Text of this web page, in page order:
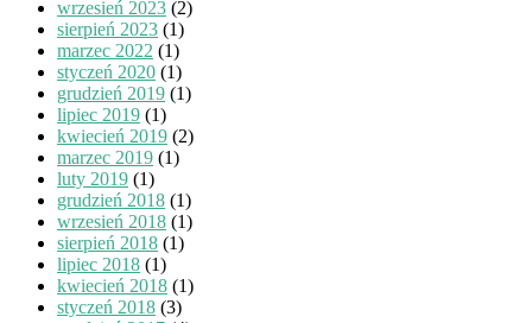
wrzesień 2023 (2)
sierpień 2023 (1)
marzec 2022 (1)
styczeń 2020 (1)
grudzień 2019 (1)
lipiec 2019 (1)
kwiecień 2019 (2)
marzec 2019 (1)
luty 2019 (1)
grudzień 2018 (1)
wrzesień 2018 (1)
sierpień 2018 (1)
lipiec 2018 (1)
kwiecień 2018 (1)
styczeń 2018 (3)